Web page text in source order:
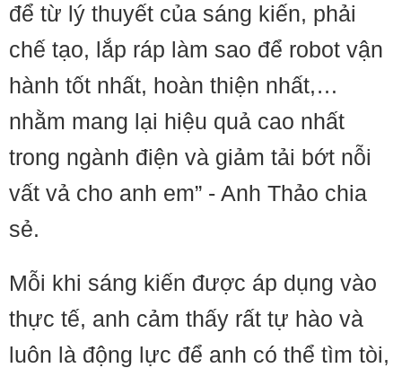
để từ lý thuyết của sáng kiến, phải
chế tạo, lắp ráp làm sao để robot vận
hành tốt nhất, hoàn thiện nhất,…
nhằm mang lại hiệu quả cao nhất
trong ngành điện và giảm tải bớt nỗi
vất vả cho anh em” - Anh Thảo chia
sẻ.
Mỗi khi sáng kiến được áp dụng vào
thực tế, anh cảm thấy rất tự hào và
luôn là động lực để anh có thể tìm tòi,